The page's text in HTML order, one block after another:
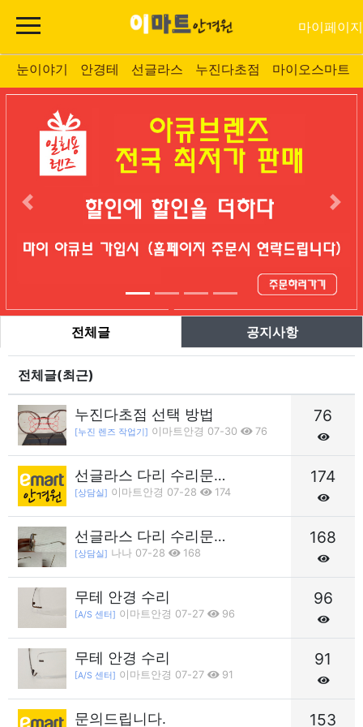
마이페이지
눈이야기 안경테 선글라스 누진다초점 마이오스마트
전체글 공지사항
전체글(최근)
누진다초점 선택 방법
[누진 렌즈 작업기] 이마트안경 07-30 76
76
선글라스 다리 수리문…
[상담실] 이마트안경 07-28 174
174
선글라스 다리 수리문…
[상담실] 나나 07-28 168
168
무테 안경 수리
[A/S 센터] 이마트안경 07-27 96
96
무테 안경 수리
[A/S 센터] 이마트안경 07-27 91
91
문의드립니다. 153